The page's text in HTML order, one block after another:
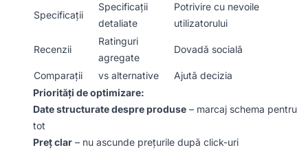
Specificații
Specificații
detaliate
Potrivire cu nevoile
utilizatorului
Recenzii
Ratinguri
agregate
Dovadă socială
Comparații vs alternative
Ajută decizia
Priorități de optimizare:
Date structurate despre produse – marcaj schema pentru
tot
Preț clar – nu ascunde prețurile după click-uri